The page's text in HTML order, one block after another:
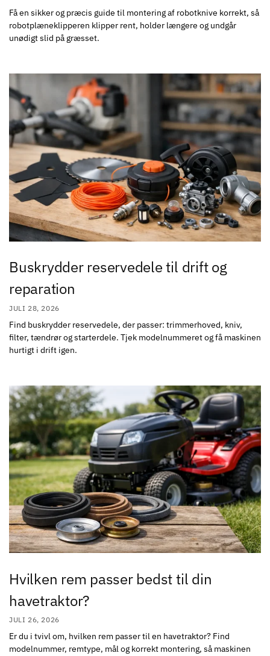
Få en sikker og præcis guide til montering af robotknive korrekt, så
robotplæneklipperen klipper rent, holder længere og undgår
unødigt slid på græsset.
Buskrydder reservedele til drift og
reparation
JULI 28, 2026
Find buskrydder reservedele, der passer: trimmerhoved, kniv,
filter, tændrør og starterdele. Tjek modelnummeret og få maskinen
hurtigt i drift igen.
Hvilken rem passer bedst til din
havetraktor?
JULI 26, 2026
Er du i tvivl om, hvilken rem passer til en havetraktor? Find
modelnummer, remtype, mål og korrekt montering, så maskinen